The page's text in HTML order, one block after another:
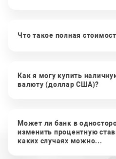
Что такое полная
Как я могу купить
валюту (доллар США)?
Может ли банк в
изменить процентную
каких случаях можно...